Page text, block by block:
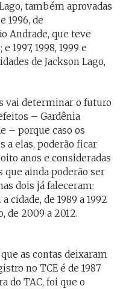
também aprovadas
1996, de
Andrade, que teve
1997, 1998, 1999 e
de Jackson Lago,
vai determinar o futuro
– Gardênia
– porque caso os
a elas, poderão ficar
anos e consideradas
que ainda poderão ser
dois já faleceram:
cidade, de 1989 a 1992
de 2009 a 2012.
as contas deixaram
no TCE é de 1987
do TAC, foi que o